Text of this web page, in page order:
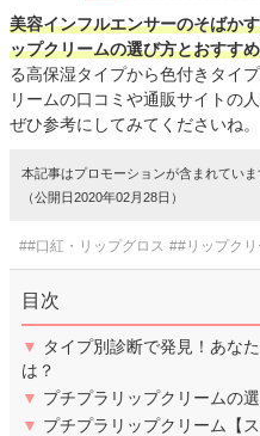
美容インフルエンサーのそばか
ップクリームの選び方とおすす
る高保湿タイプから色付きタイ
リームの口コミや通販サイトの
ぜひ参考にしてみてくださいね。
本記事はプロモーションが含まれてい
（公開日2020年02月28日）
##口紅・リップグロス ##リップクリ
目次
▼ タイプ別診断で発見！あな
は？
▼ プチプラリップクリームの
▼ プチプラリップクリーム【